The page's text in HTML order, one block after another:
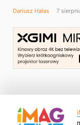
Dariusz Hałas 7